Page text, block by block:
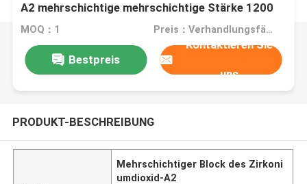
A2 mehrschichtige mehrschichtige Stärke 1200
MPA 16mm
MOQ：1 Preis：Verhandlungsfähig
Bestpreis
Kontaktieren Sie
uns
PRODUKT-BESCHREIBUNG
Mehrschichtiger Block des Zirkoni
umdioxid-A2